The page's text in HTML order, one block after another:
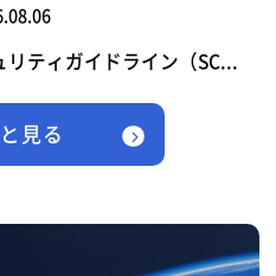
リティガイドライン（SC...
見る